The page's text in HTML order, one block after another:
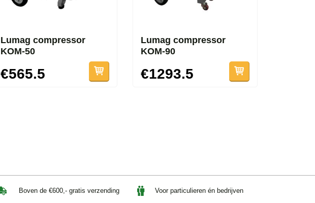
Lumag compressor
KOM-50
€565.5
Lumag compressor
KOM-90
€1293.5
Boven de €600,- gratis verzending Voor particulieren én bedrijven